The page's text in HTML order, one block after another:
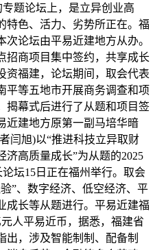
题论坛上，是立异创业高
特色、活力、劣势所正在。福
论坛由平易近建地方从办。
招商项目集中签约，共享成长
资福建，论坛期间，取会代表
平等五地市开展商务调查和项
揭幕式后进行了从题和项目签
近建地方原第一副马培华暗
闫旭)以“推进科技立异取财
济高质量成长”为从题的2025
坛15日正在福州举行。取会
”、数字经济、低空经济、平
成长等从题进行。平易近建福
人平易近币，据悉，福建省
出，涉及智能制制、配备制